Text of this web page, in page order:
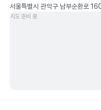
서울특별시 관악구 남부순환로
지도 준비 중